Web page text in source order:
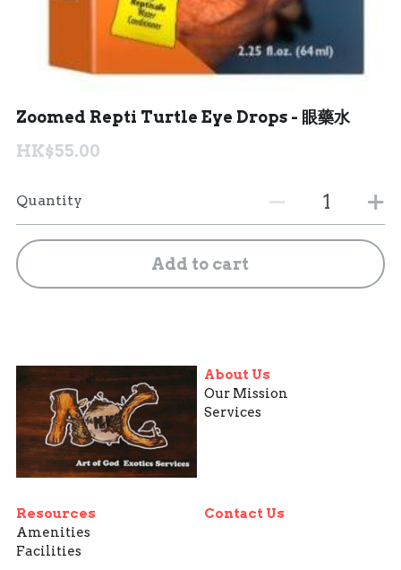
Zoomed Repti Turtle Eye Drops - 眼藥水
HK$55.00
Quantity
Add to cart
About Us
Our Mission
Services
Resources
Amenities
Facilities
Contact Us